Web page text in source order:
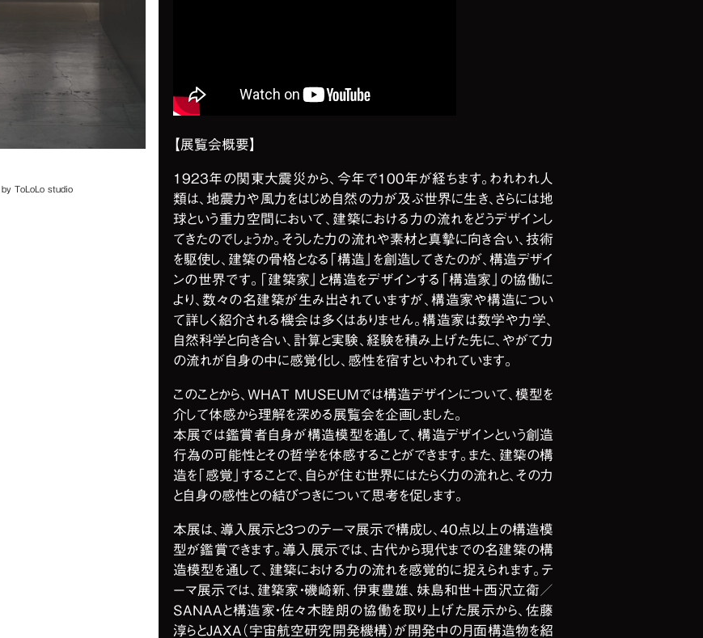
by ToLoLo studio
【展覧会概要】
1923年の関東大震災から、今年で100年が経ちます。われわれ人
類は、地震力や風力をはじめ自然の力が及ぶ世界に生き、さらには地
球という重力空間において、建築における力の流れをどうデザインし
てきたのでしょうか。そうした力の流れや素材と真摯に向き合い、技術
を駆使し、建築の骨格となる「構造」を創造してきたのが、構造デザイ
ンの世界です。「建築家」と構造をデザインする「構造家」の協働に
より、数々の名建築が生み出されていますが、構造家や構造につい
て詳しく紹介される機会は多くはありません。構造家は数学や力学、
自然科学と向き合い、計算と実験、経験を積み上げた先に、やがて力
の流れが自身の中に感覚化し、感性を宿すといわれています。
このことから、WHAT MUSEUMでは構造デザインについて、模型を
介して体感から理解を深める展覧会を企画しました。
本展では鑑賞者自身が構造模型を通して、構造デザインという創造
行為の可能性とその哲学を体感することができます。また、建築の構
造を「感覚」することで、自らが住む世界にはたらく力の流れと、その力
と自身の感性との結びつきについて思考を促します。
本展は、導入展示と3つのテーマ展示で構成し、40点以上の構造模
型が鑑賞できます。導入展示では、古代から現代までの名建築の構
造模型を通して、建築における力の流れを感覚的に捉えられます。テ
ーマ展示では、建築家・磯崎新、伊東豊雄、妹島和世＋西沢立衛／
SANAAと構造家・佐々木睦朗の協働を取り上げた展示から、佐藤
淳らとJAXA（宇宙航空研究開発機構）が開発中の月面構造物を紹